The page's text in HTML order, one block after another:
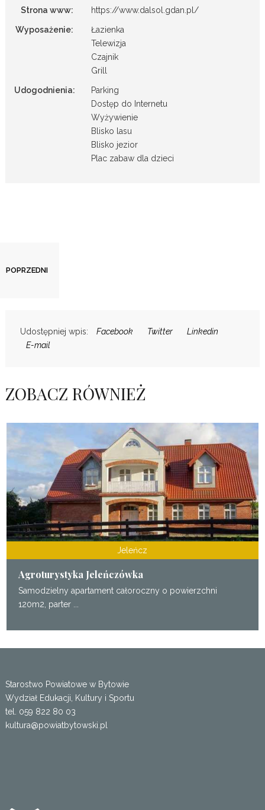
Strona www: https://www.dalsol.gdan.pl/
Wyposażenie:
Łazienka
Telewizja
Czajnik
Grill
Udogodnienia:
Parking
Dostęp do Internetu
Wyżywienie
Blisko lasu
Blisko jezior
Plac zabaw dla dzieci
POPRZEDNI
Udostępniej wpis: Facebook Twitter
Linkedin
E-mail
ZOBACZ RÓWNIEŻ
Jeleńcz
Agroturystyka Jeleńczówka
Samodzielny apartament całoroczny o powierzchni
120m2, parter ...
Starostwo Powiatowe w Bytowie
Wydział Edukacji, Kultury i Sportu
tel. 059 822 80 03
kultura@powiatbytowski.pl